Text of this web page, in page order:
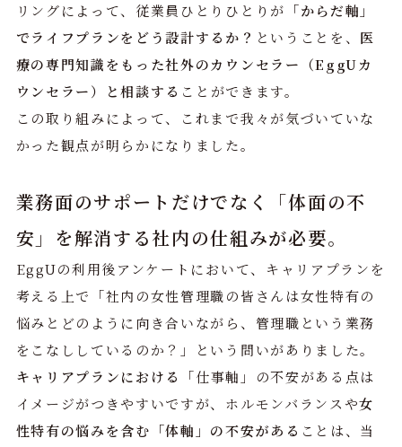
リングによって、従業員ひとりひとりが 「からだ軸」
でライフプランをどう設計するか？ ということを、 医
療の専門知識をもった社外のカウンセラー（EggUカ
ウンセラー）と相談する ことができます。
この取り組みによって、これまで我々が気づいていな
かった観点が明らかになりました。
業務面のサポートだけでなく「体面の不
安」を解消する社内の仕組みが必要。
EggUの利用後アンケートにおいて、キャリアプランを
考える上で「社内の女性管理職の皆さんは女性特有の
悩みとどのように向き合いながら、管理職という業務
をこなししているのか？」という問いがありました。
キャリアプランにおける
「仕事軸」の不安がある点は
イメージがつきやすいですが、ホルモンバランスや女
性特有の悩みを含む「体軸」の不安がある ことは、当